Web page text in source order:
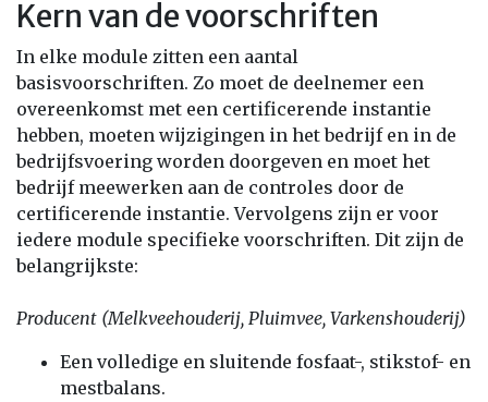
Kern van de voorschriften
In elke module zitten een aantal
basisvoorschriften. Zo moet de deelnemer een
overeenkomst met een certificerende instantie
hebben, moeten wijzigingen in het bedrijf en in de
bedrijfsvoering worden doorgeven en moet het
bedrijf meewerken aan de controles door de
certificerende instantie. Vervolgens zijn er voor
iedere module specifieke voorschriften. Dit zijn de
belangrijkste:
Producent (Melkveehouderij, Pluimvee, Varkenshouderij)
Een volledige en sluitende fosfaat-, stikstof- en
mestbalans.